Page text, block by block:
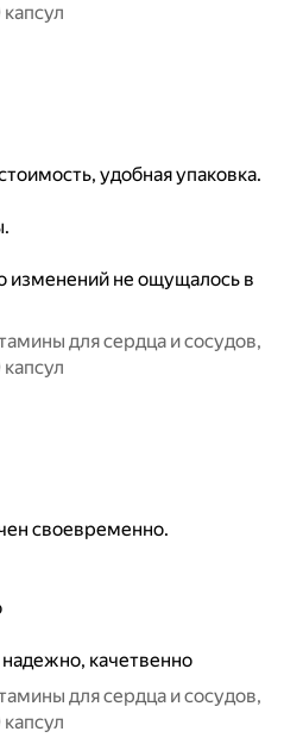
удобная упаковка.
изменений не ощущалось в
для сердца и сосудов,
своевременно.
качетвенно
для сердца и сосудов,